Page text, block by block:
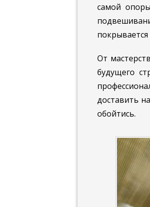
самой
покрывается
От
будущего
доставить
обойтись.